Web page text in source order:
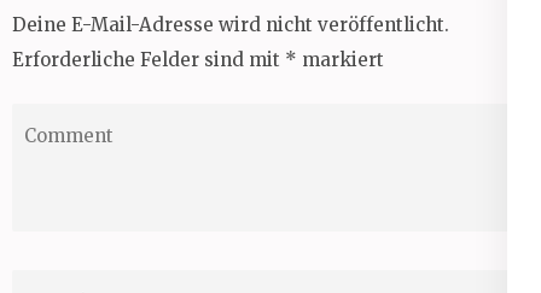
Deine E-Mail-Adresse wird nicht veröffentlicht.
Erforderliche Felder sind mit * markiert